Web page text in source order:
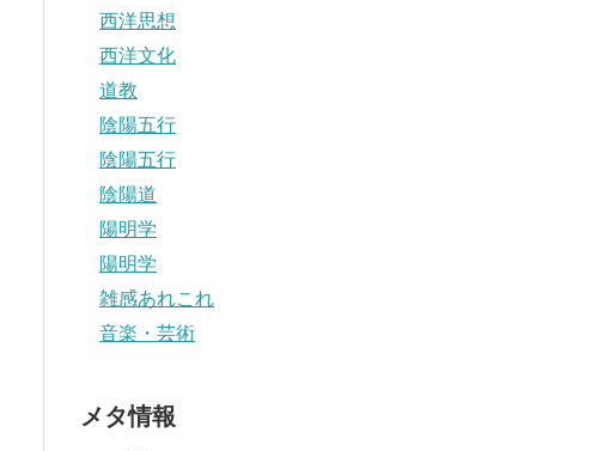
西洋思想
西洋文化
道教
陰陽五行
陰陽五行
陰陽道
陽明学
陽明学
雑感あれこれ
音楽・芸術
メタ情報